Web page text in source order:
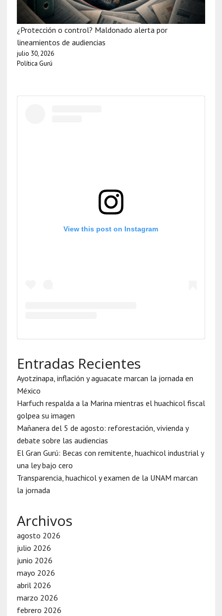
¿Protección o control? Maldonado alerta por
lineamientos de audiencias
julio 30, 2026
Política Gurú
View this post on Instagram
Entradas Recientes
Ayotzinapa, inflación y aguacate marcan la jornada en
México
Harfuch respalda a la Marina mientras el huachicol fiscal
golpea su imagen
Mañanera del 5 de agosto: reforestación, vivienda y
debate sobre las audiencias
El Gran Gurú: Becas con remitente, huachicol industrial y
una ley bajo cero
Transparencia, huachicol y examen de la UNAM marcan
la jornada
Archivos
agosto 2026
julio 2026
junio 2026
mayo 2026
abril 2026
marzo 2026
febrero 2026